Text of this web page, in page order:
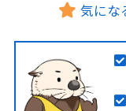
気にな